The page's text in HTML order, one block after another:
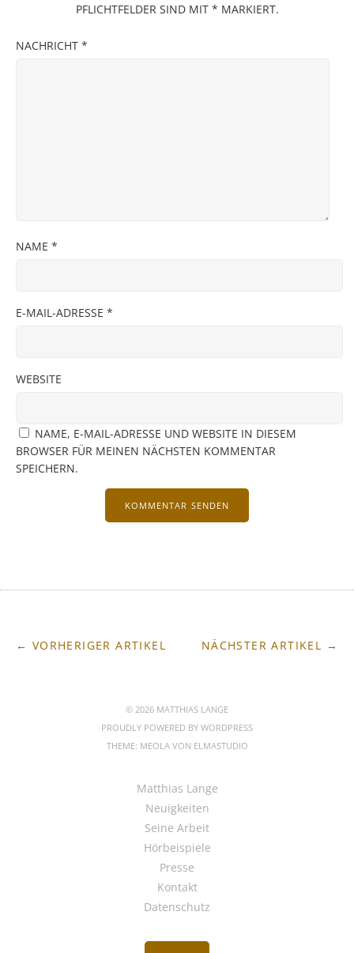
PFLICHTFELDER SIND MIT * MARKIERT.
NACHRICHT *
NAME *
E-MAIL-ADRESSE *
WEBSITE
NAME, E-MAIL-ADRESSE UND WEBSITE IN DIESEM
BROWSER FÜR MEINEN NÄCHSTEN KOMMENTAR
SPEICHERN.
NÄCHSTER ARTIKEL →
← VORHERIGER ARTIKEL
© 2026 MATTHIAS LANGE
PROUDLY POWERED BY WORDPRESS
THEME: MEOLA VON ELMASTUDIO
Matthias Lange
Neuigkeiten
Seine Arbeit
Hörbeispiele
Presse
Kontakt
Datenschutz